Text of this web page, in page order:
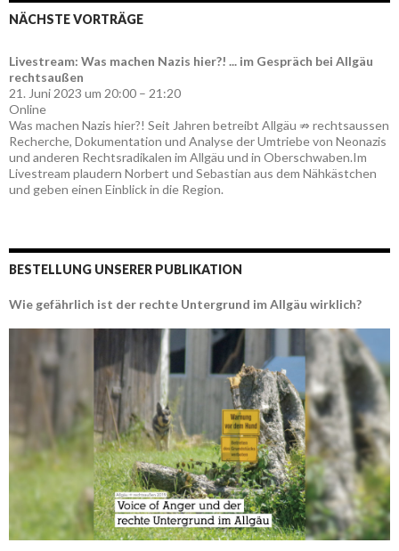
NÄCHSTE VORTRÄGE
Livestream: Was machen Nazis hier?! ... im Gespräch bei Allgäu
rechtsaußen
21. Juni 2023 um 20:00 – 21:20
Online
Was machen Nazis hier?! Seit Jahren betreibt Allgäu ⇏ rechtsaussen
Recherche, Dokumentation und Analyse der Umtriebe von Neonazis
und anderen Rechtsradikalen im Allgäu und in Oberschwaben.Im
Livestream plaudern Norbert und Sebastian aus dem Nähkästchen
und geben einen Einblick in die Region.
BESTELLUNG UNSERER PUBLIKATION
Wie gefährlich ist der rechte Untergrund im Allgäu wirklich?